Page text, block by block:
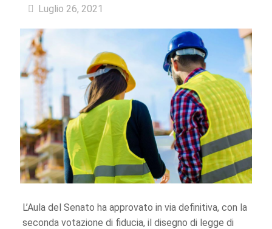
Luglio 26, 2021
L’Aula del Senato ha approvato in via definitiva, con la
seconda votazione di fiducia, il disegno di legge di